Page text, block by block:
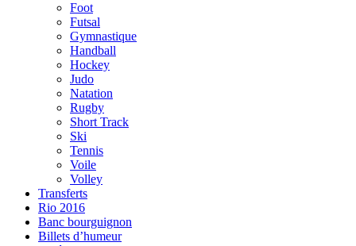
Foot
Futsal
Gymnastique
Handball
Hockey
Judo
Natation
Rugby
Short Track
Ski
Tennis
Voile
Volley
Transferts
Rio 2016
Banc bourguignon
Billets d’humeur